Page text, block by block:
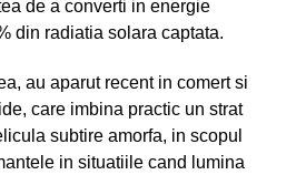
de a converti in energie
din radiatia solara captata.
au aparut recent in comert si
care imbina practic un strat
subtire amorfa, in scopul
in situatiile cand lumina